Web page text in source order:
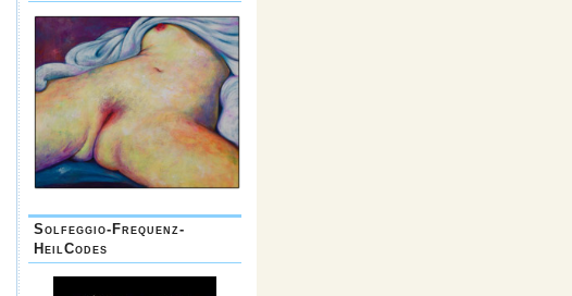
Solfeggio-Frequenz-
HeilCodes